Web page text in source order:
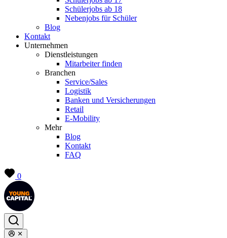
Schülerjobs ab 18
Nebenjobs für Schüler
Blog
Kontakt
Unternehmen
Dienstleistungen
Mitarbeiter finden
Branchen
Service/Sales
Logistik
Banken und Versicherungen
Retail
E-Mobility
Mehr
Blog
Kontakt
FAQ
0